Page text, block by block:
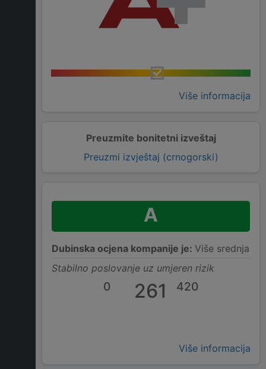
Više informacija
Preuzmite bonitetni izveštaj
Preuzmi izvještaj (crnogorski)
A
Dubinska ocjena kompanije je: Više srednja
Stabilno poslovanje uz umjeren rizik
0 261 420
Više informacija